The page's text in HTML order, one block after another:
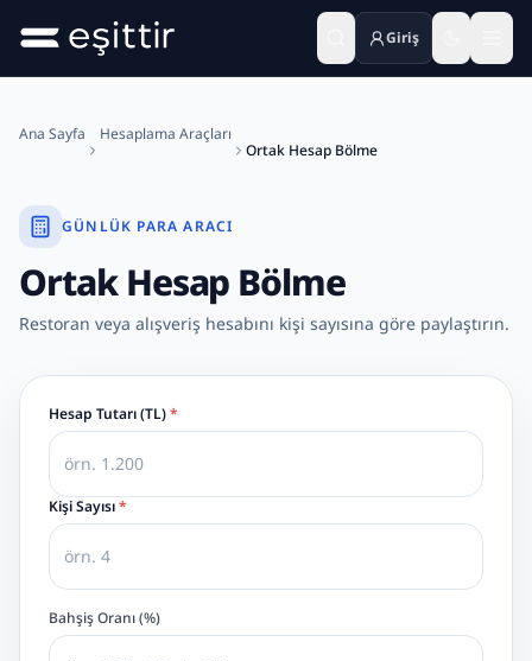
Ana içeriğe geç Giriş
Ana Sayfa
Hesaplama Araçları
Ortak Hesap Bölme
GÜNLÜK PARA ARACI
Ortak Hesap Bölme
Restoran veya alışveriş hesabını kişi sayısına göre paylaştırın.
Hesap Tutarı (TL)*
Kişi Sayısı*
Bahşiş Oranı (%)